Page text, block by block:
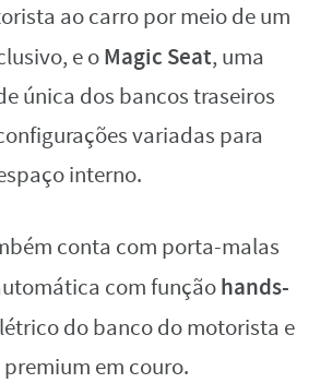
ao carro por meio de um
e oMagic Seat, uma
única dos bancos traseiros
variadas para
interno.
conta com porta-malas
com funçãohands-
do banco do motorista e
em couro.